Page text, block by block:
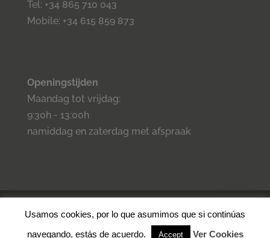
Tel: +34 865 710 043
Mobile: +34 615 859 873
Openingstijden
Maandag tot vrijdag:
9:30h - 13:00h
namiddag en zaterdag met afspraak
- Condiciones de venta.
Usamos cookies, por lo que asumimos que si continúas
navegando, estás de acuerdo.
Accept Ver Cookies